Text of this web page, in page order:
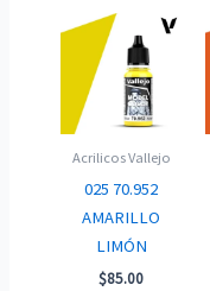
Acrilicos Vallejo
025 70.952
AMARILLO
LIMÓN
$85.00